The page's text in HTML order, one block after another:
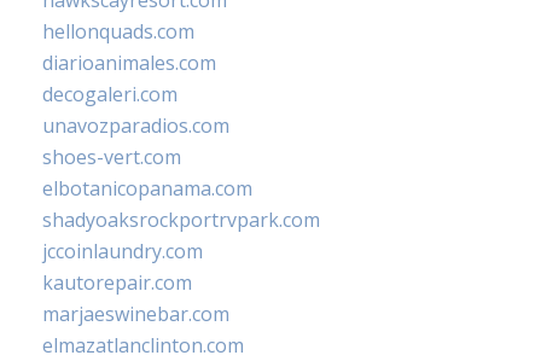
hellonquads.com
diarioanimales.com
decogaleri.com
unavozparadios.com
shoes-vert.com
elbotanicopanama.com
shadyoaksrockportrvpark.com
jccoinlaundry.com
kautorepair.com
marjaeswinebar.com
elmazatlanclinton.com